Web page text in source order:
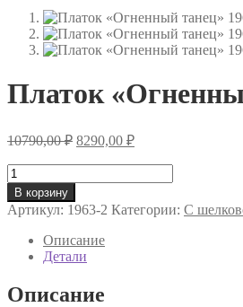
Платок
10790,00₽ Первоначальная
составляла
10790,00 ₽.
8290,00 ₽Текущая
Количество
товара
Платок
«Огненный
танец»
1963-
В корзину
Артикул: 1963-2 Категории: С
Описание
Детали
Описание